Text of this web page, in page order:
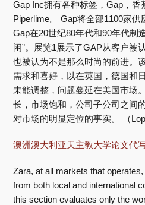
Gap Inc拥有各种标签，Gap，香
Piperlime。 Gap将全部1100家供
Gap在20世纪80年代和90年代制
闲”。展览1展示了GAP从客户被
也被认为不是那么时尚的前进。
需求和喜好，以在英国，德国和
未能调整，问题蔓延在美国市场
长，市场饱和，公司子公司之间
对市场的明显定位的事实。 （
澳洲澳大利亚天主教大学论文代
Zara, at all markets that
from both local and international
this section evaluates only the